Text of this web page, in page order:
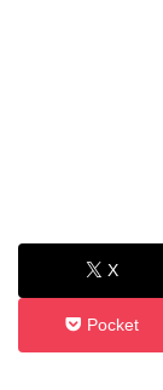
X
Pocket